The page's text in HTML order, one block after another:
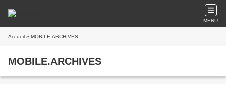
MENU
Accueil » MOBILE.ARCHIVES
MOBILE.ARCHIVES